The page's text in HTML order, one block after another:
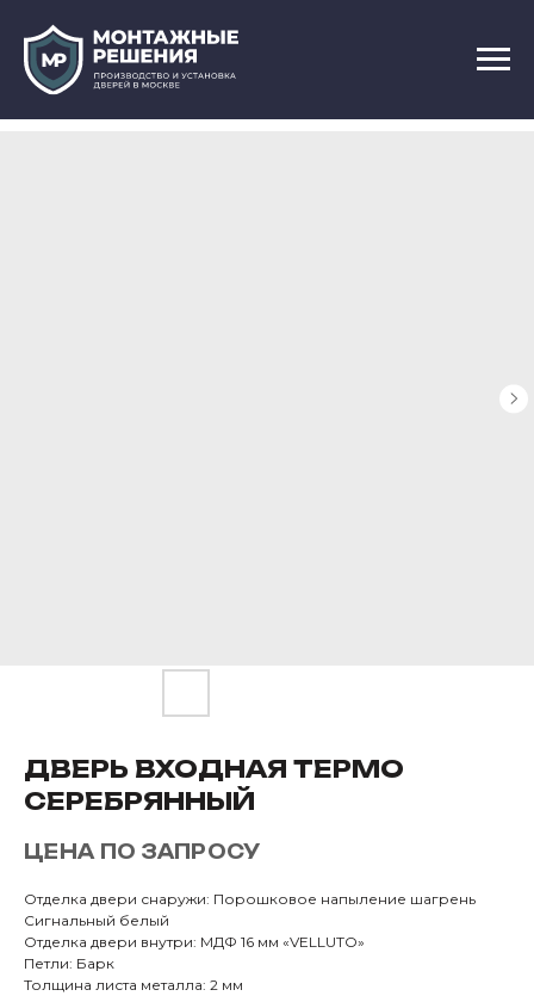
ДВЕРЬ ВХОДНАЯ ТЕРМО
СЕРЕБРЯННЫЙ
ЦЕНА ПО ЗАПРОСУ
Отделка двери снаружи: Порошковое напыление шагрень
Сигнальный белый
Отделка двери внутри: МДФ 16 мм «VELLUTO»
Петли: Барк
Толщина листа металла: 2 мм